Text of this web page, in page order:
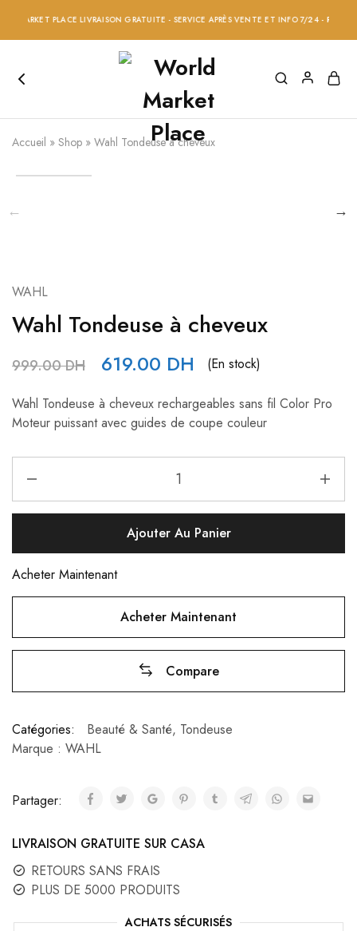
MARKET PLACE LIVRAISON GRATUITE - SERVICE APRÈS VENTE ET INFO 7/24 -
Accueil » Shop » Wahl Tondeuse à cheveux
WAHL
Wahl Tondeuse à cheveux
999.00DH 619.00 DH (En stock)
Wahl Tondeuse à cheveux rechargeables sans fil Color Pro
Moteur puissant avec guides de coupe couleur
Ajouter Au Panier
Acheter Maintenant
Acheter Maintenant
Compare
Catégories: Beauté & Santé, Tondeuse
Marque : WAHL
Partager:
LIVRAISON GRATUITE SUR CASA
RETOURS SANS FRAIS
PLUS DE 5000 PRODUITS
ACHATS SÉCURISÉS